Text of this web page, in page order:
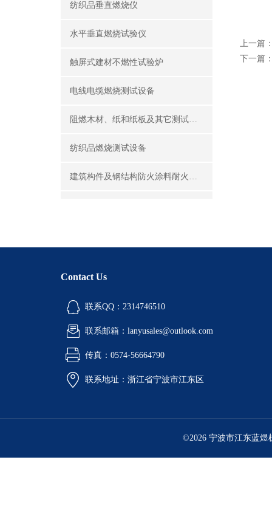
纺织品垂直燃烧仪
水平垂直燃烧试验仪
触屏式建材不燃性试验炉
电线电缆燃烧测试设备
阻燃木材、纸和纸板及其它测试设备
纺织品燃烧测试设备
建筑构件及钢结构防火涂料耐火性能试验设备
环境检测试验箱
油品检测仪器
上一篇
下一篇
Contact Us
联系QQ：2314746510
联系邮箱：lanyusales@outlook.com
传真：0574-56664790
联系地址：浙江省宁波市江东区
©2026 宁波市江东蓝